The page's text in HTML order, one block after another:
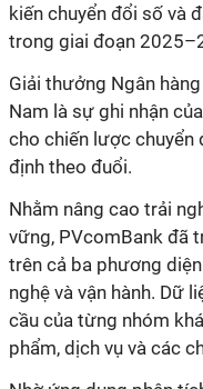
kiến chuyển đổi số và
trong giai đoạn
Giải thưởng Ngân
Nam là sự ghi nhận
cho chiến lược chuyển
định theo đuổi.
Nhằm nâng cao trải
vững, PVcomBank đã
trên cả ba phương
nghệ và vận hành. Dữ
cầu của từng nhóm
phẩm, dịch vụ và các